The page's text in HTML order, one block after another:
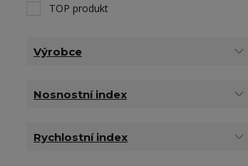
TOP produkt
Výrobce
Nosnostní index
Rychlostní index